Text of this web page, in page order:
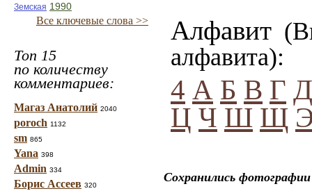
Земская 1990
Все ключевые слова >>
Топ 15
по количеству
комментариев:
Магаз Анатолий 2040
poroch 1132
sm 865
Yana 398
Admin 334
Борис Ассеев 320
Алфавит
алфавита):
4 А Б В Г Д
Ц Ч Ш Щ
Сохранились